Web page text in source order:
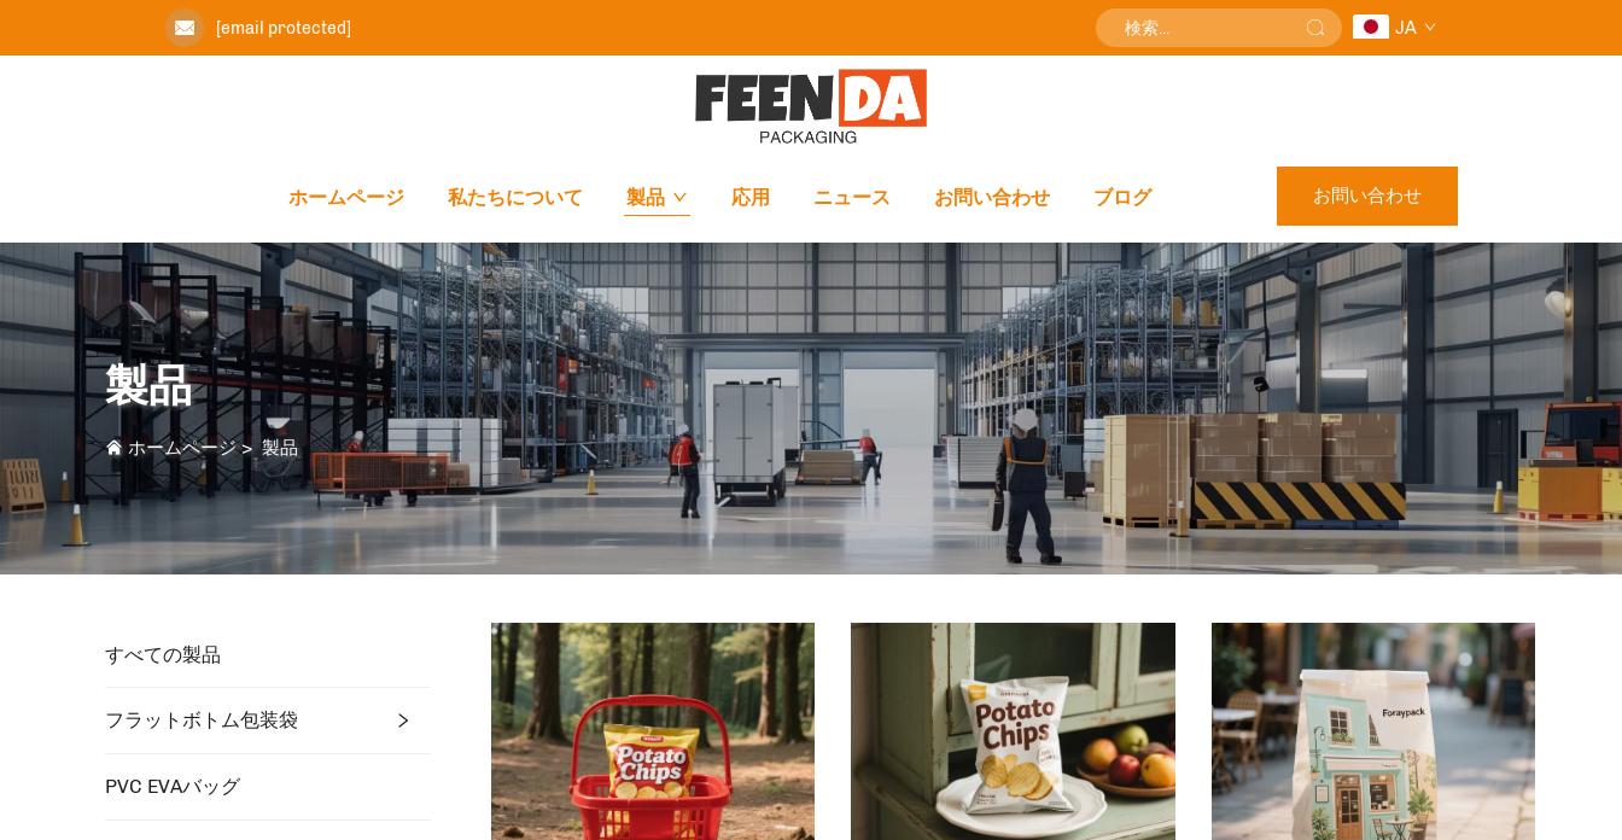
[email protected] JA
ホームページ 私たちについて 製品 応用 ニュース お問い合わせ ブログ お問い合わせ
製品
ホームページ>製品
すべての製品
フラットボトム包装袋
PVC EVAバッグ